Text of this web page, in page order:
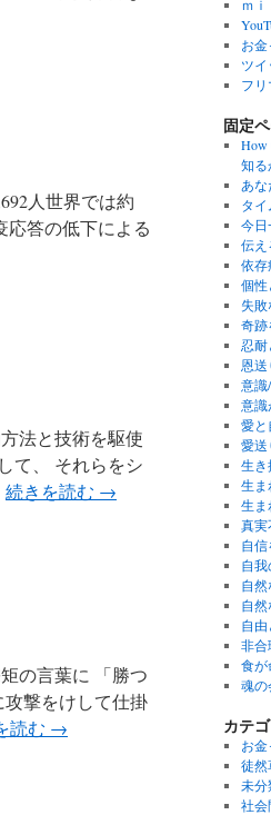
人世界では約
応答の低下による
法と技術を駆使
て、 それらをシ
続きを読む →
の言葉に 「勝つ
撃をけして仕掛
読む →
ｍｉ
お金
ツイ
フリ
固定
How
知る
あ
タ
今日
伝え
依存
個性
失
奇跡
忍耐
恩送
意識
意識
愛と
愛送
生き
生ま
生ま
真実
自
自
自
自
自
非合
食が
魂の
カテ
お
徒然
未分
社会